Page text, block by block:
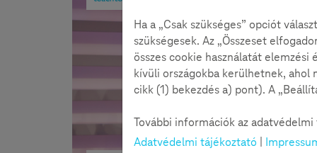
Ha a „Csak szükséges” opciót
szükségesek. Az „Összeset
összes cookie használatát elemzési
kívüli országokba kerülhetnek, ahol
cikk (1) bekezdés a) pont). A
További információk az
Adatvédelmi tájékoztató